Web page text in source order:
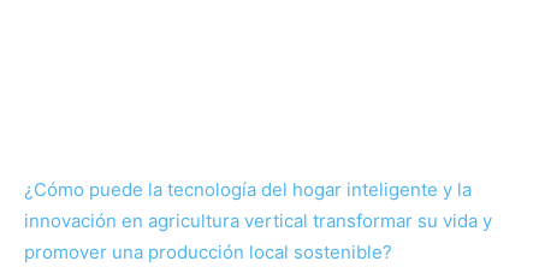
¿Cómo puede la tecnología del hogar inteligente y la
innovación en agricultura vertical transformar su vida y
promover una producción local sostenible?